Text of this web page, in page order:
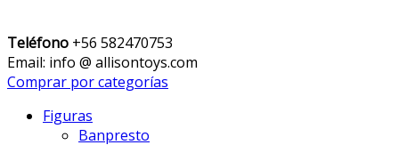
Teléfono +56 582470753
Email: info @ allisontoys.com
Comprar por categorías
Figuras
Banpresto